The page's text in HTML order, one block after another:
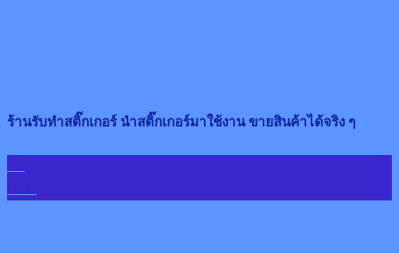
ร้านรับทำสติ๊กเกอร์ นำสติ๊กเกอร์มาใช้งาน ขายสินค้าได้จริง ๆ